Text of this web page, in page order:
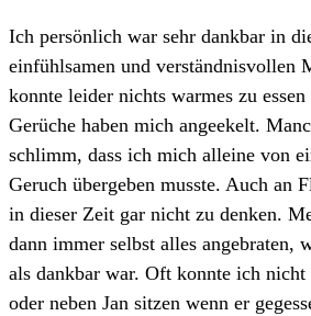
Ich persönlich war sehr dankbar in
einfühlsamen und verständnisvollen
konnte leider nichts warmes zu
Gerüche haben mich angeekelt.
schlimm, dass ich mich alleine von
Geruch übergeben musste. Auch an
in dieser Zeit gar nicht zu denken.
dann immer selbst alles angebraten,
als dankbar war. Oft konnte ich
oder neben Jan sitzen wenn er